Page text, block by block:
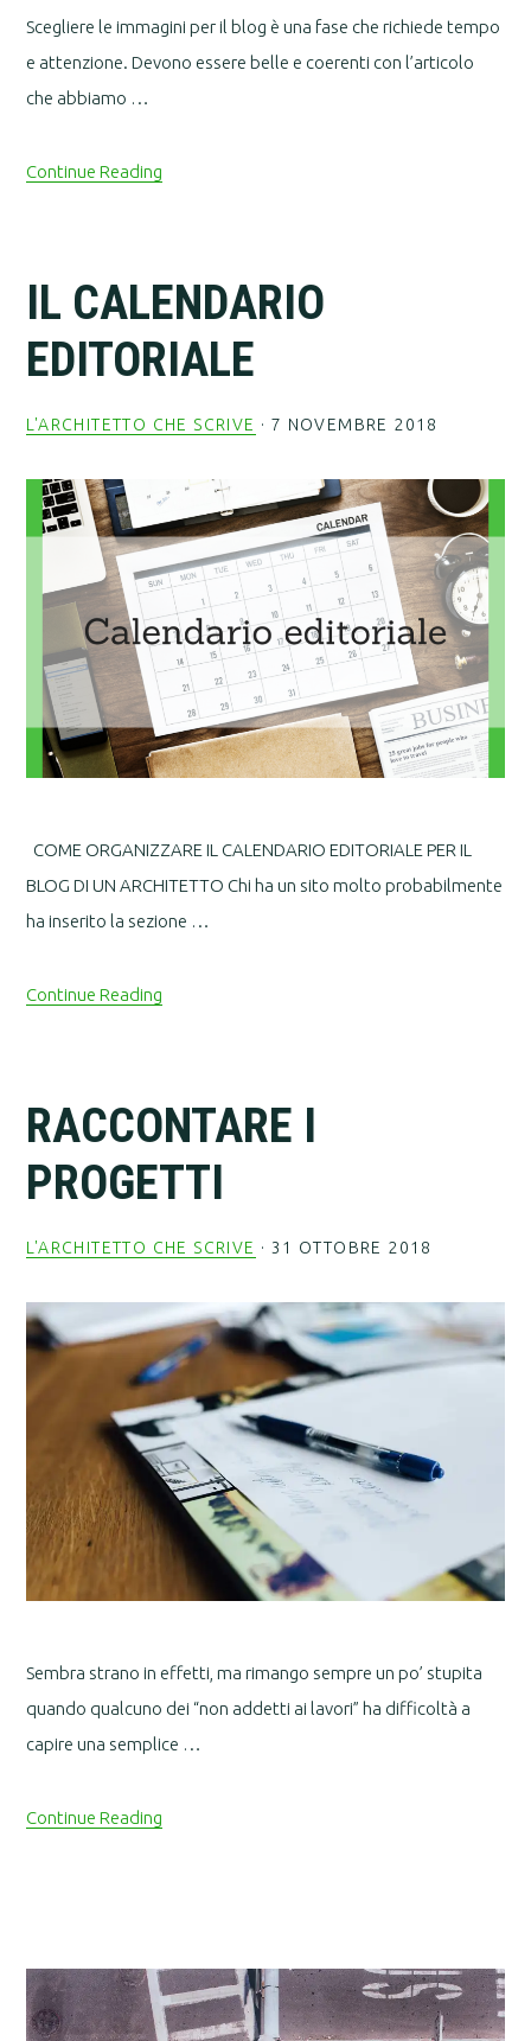
Scegliere le immagini per il blog è una fase che richiede tempo
e attenzione. Devono essere belle e coerenti con l’articolo
che abbiamo …
Continue Reading
IL CALENDARIO
EDITORIALE
L'ARCHITETTO CHE SCRIVE · 7 NOVEMBRE 2018
COME ORGANIZZARE IL CALENDARIO EDITORIALE PER IL
BLOG DI UN ARCHITETTO Chi ha un sito molto probabilmente
ha inserito la sezione …
Continue Reading
RACCONTARE I
PROGETTI
L'ARCHITETTO CHE SCRIVE · 31 OTTOBRE 2018
Sembra strano in effetti, ma rimango sempre un po’ stupita
quando qualcuno dei “non addetti ai lavori” ha difficoltà a
capire una semplice …
Continue Reading
Footer